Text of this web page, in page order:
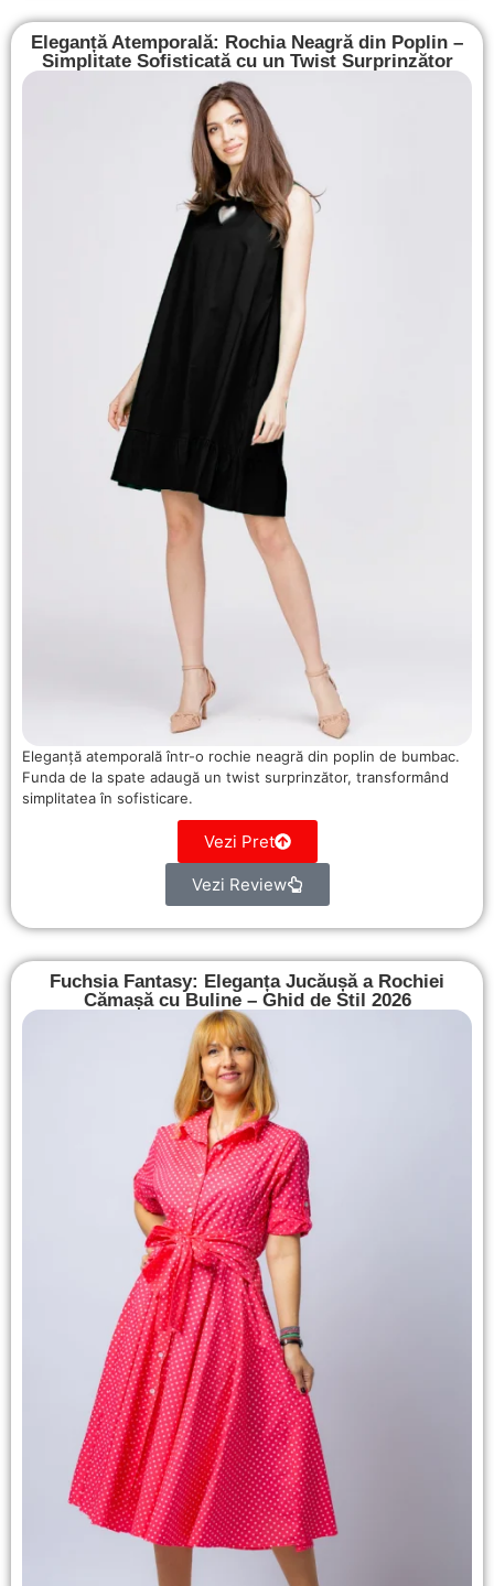
Eleganță Atemporală: Rochia Neagră din Poplin –
Simplitate Sofisticată cu un Twist Surprinzător
Eleganță atemporală într-o rochie neagră din poplin de bumbac.
Funda de la spate adaugă un twist surprinzător, transformând
simplitatea în sofisticare.
Vezi Pret
Vezi Review
Fuchsia Fantasy: Eleganța Jucăușă a Rochiei
Cămașă cu Buline – Ghid de Stil 2026